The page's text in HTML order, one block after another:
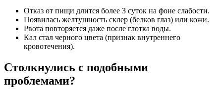
Отказ от пищи длится более 3 суток на фоне слабости.
Появилась желтушность склер (белков глаз) или кожи.
Рвота повторяется даже после глотка воды.
Кал стал черного цвета (признак внутреннего
кровотечения).
Столкнулись с подобными
проблемами?